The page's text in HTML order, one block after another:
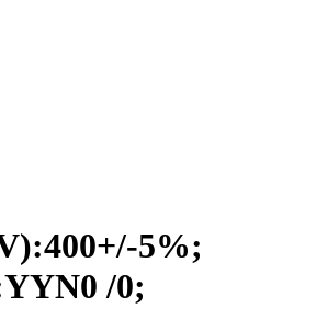
5%;
/0;